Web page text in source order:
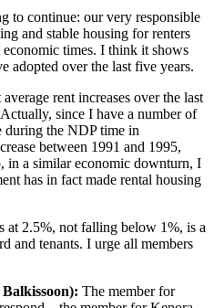
to continue: our very responsible
and stable housing for renters
times. I think it shows
adopted over the last five years.
rent increases over the last
since I have a number of
during the NDP time in
between 1991 and 1995,
in a similar economic downturn, I
has in fact made rental housing
at 2.5%, not falling below 1%, is a
and tenants. I urge all members
The member for